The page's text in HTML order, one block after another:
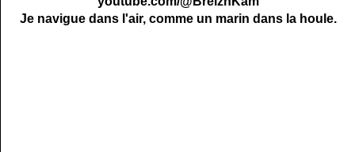
Je navigue dans l'air, comme un marin dans la houle.